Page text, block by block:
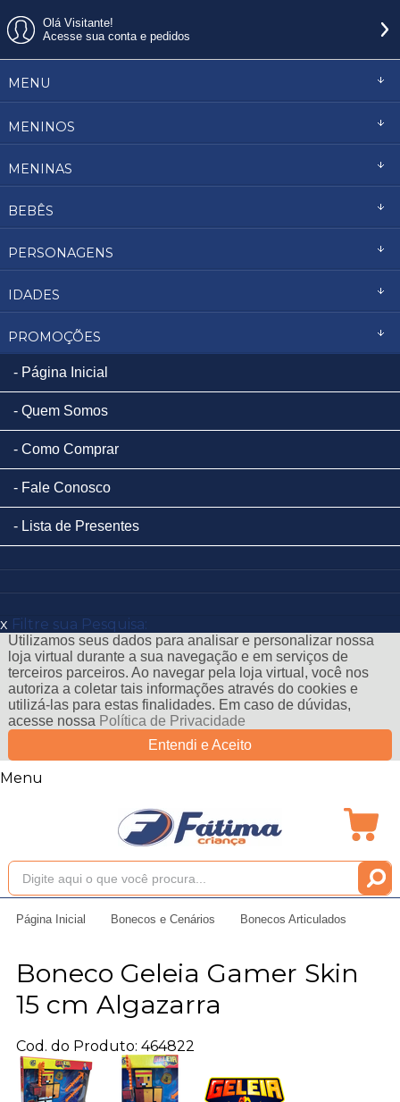
Olá Visitante!
Acesse sua conta e pedidos
MENU
MENINOS
MENINAS
BEBÊS
PERSONAGENS
IDADES
PROMOÇÕES
Página Inicial
Quem Somos
Como Comprar
Fale Conosco
Lista de Presentes
x Filtre sua Pesquisa:
Utilizamos seus dados para analisar e personalizar nossa
loja virtual durante a sua navegação e em serviços de
terceiros parceiros. Ao navegar pela loja virtual, você nos
autoriza a coletar tais informações através do cookies e
utilizá-las para estas finalidades. Em caso de dúvidas,
acesse nossa Política de Privacidade
Entendi e Aceito
Menu
Página Inicial Bonecos e Cenários Bonecos Articulados
Boneco Geleia Gamer Skin
15 cm Algazarra
Cod. do Produto: 464822